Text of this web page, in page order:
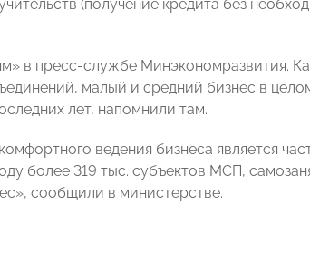
(получение кредита без
в пресс-службе Минэкономразвития.
малый и средний бизнес в
лет, напомнили там.
ведения бизнеса является
более 319 тыс. субъектов МСП,
сообщили в министерстве.